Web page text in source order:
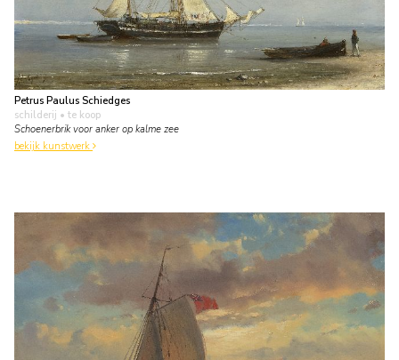
Petrus Paulus Schiedges
schilderij • te koop
Schoenerbrik voor anker op kalme zee
bekijk kunstwerk